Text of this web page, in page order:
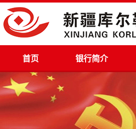
首页 银行简介